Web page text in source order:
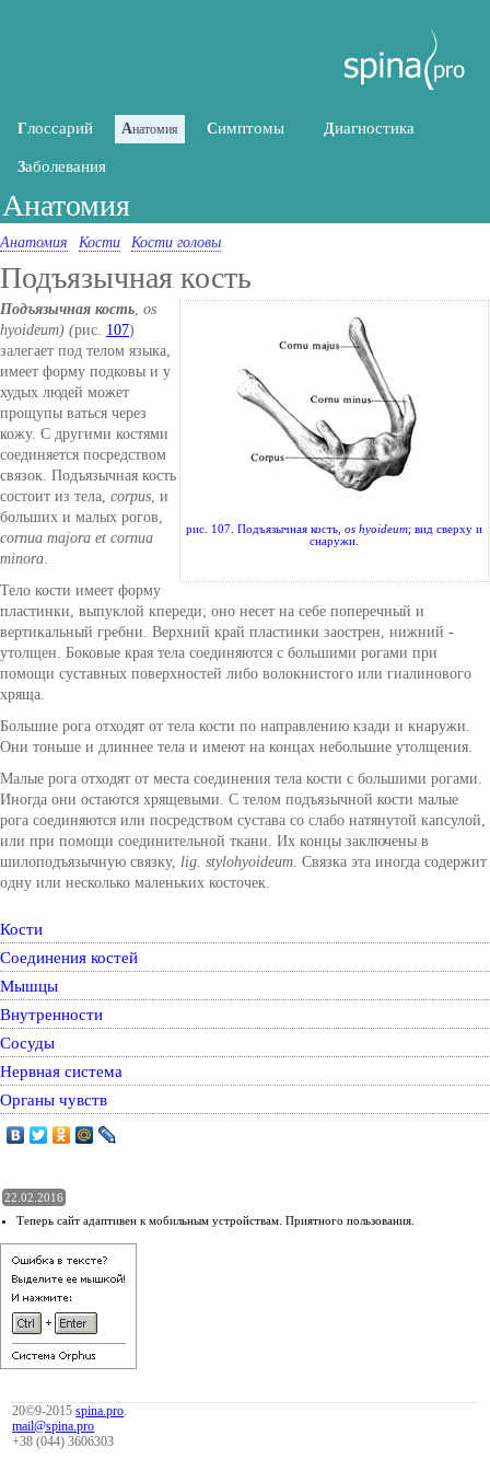
Глоссарий Анатомия Симптомы Диагностика
Заболевания
Анатомия
Анатомия Кости Кости головы
Подъязычная кость
рис. 107. Подъязычная кость, os hyoideum; вид сверху и
снаружи.
Подъязычная кость, os
hyoideum) (рис. 107)
залегает под телом языка,
имеет форму подковы и у
худых людей может
прощупы ваться через
кожу. С другими костями
соединяется посредством
связок. Подъязычная кость
состоит из тела, corpus, и
больших и малых рогов,
cornua majora et cornua
minora.
Тело кости имеет форму
пластинки, выпуклой кпереди; оно несет на себе поперечный и
вертикальный гребни. Верхний край пластинки заострен, нижний -
утолщен. Боковые края тела соединяются с большими рогами при
помощи суставных поверхностей либо волокнистого или гиалинового
хряща.
Большие рога отходят от тела кости по направлению кзади и кнаружи.
Они тоньше и длиннее тела и имеют на концах небольшие утолщения.
Малые рога отходят от места соединения тела кости с большими рогами.
Иногда они остаются хрящевыми. С телом подъязычной кости малые
рога соединяются или посредством сустава со слабо натянутой капсулой,
или при помощи соединительной ткани. Их концы заключены в
шилоподъязычную связку, lig. stylohyoideum. Связка эта иногда содержит
одну или несколько маленьких косточек.
Кости
Соединения костей
Мышцы
Внутренности
Сосуды
Нервная система
Органы чувств
22.02.2016
Теперь сайт адаптивен к мобильным устройствам. Приятного пользования.
20©9-2015spina.pro.
mail@spina.pro
+38 (044) 3606303